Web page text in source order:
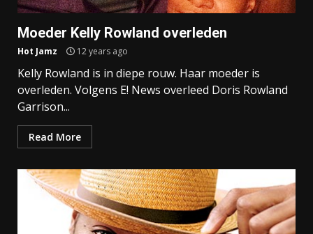
Moeder Kelly Rowland overleden
Hot Jamz 12 years ago
Kelly Rowland is in diepe rouw. Haar moeder is
overleden. Volgens E! News overleed Doris Rowland
Garrison...
Read More